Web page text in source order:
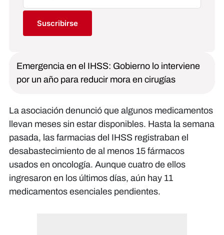
Suscribirse
Emergencia en el IHSS: Gobierno lo interviene
por un año para reducir mora en cirugías
La asociación denunció que algunos medicamentos
llevan meses sin estar disponibles. Hasta la semana
pasada, las farmacias del IHSS registraban el
desabastecimiento de al menos 15 fármacos
usados en oncología. Aunque cuatro de ellos
ingresaron en los últimos días, aún hay 11
medicamentos esenciales pendientes.